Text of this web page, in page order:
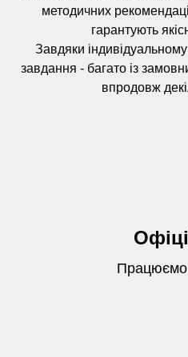
методичних
гарантують
Завдяки
завдання - багато із
впродовж